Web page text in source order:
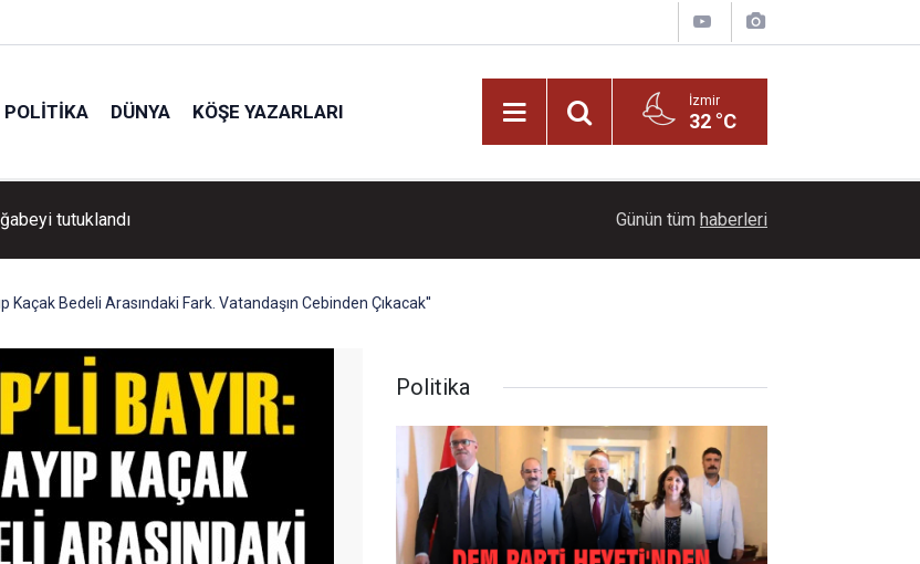
POLITIKA DÜNYA KÖŞE YAZARLARI İzmir
32 °C
Volkan Demirel'e tebrik ziyareti! Ayçiçeği tarlaları ihtişamıyla görenleri büyüledi!
Günün tüm haberleri
Kaçak Bedeli Arasındaki Fark. Vatandaşın Cebinden Çıkacak''
Politika